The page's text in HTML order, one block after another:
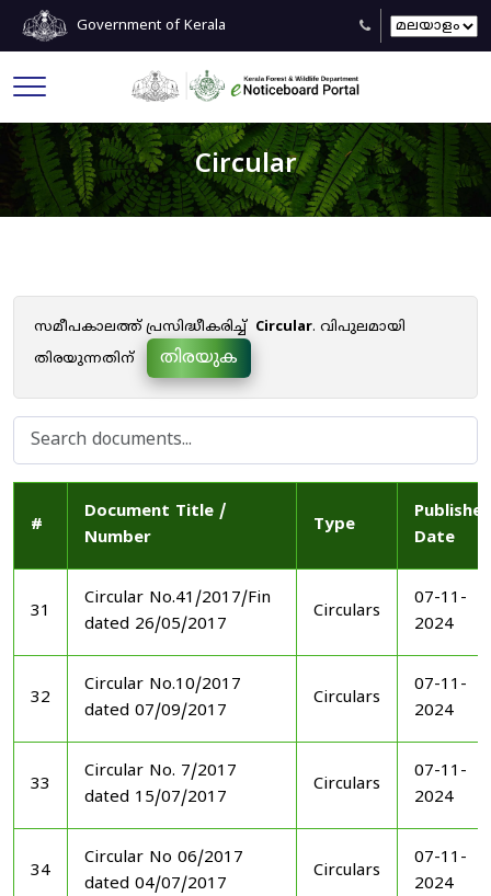
Government of Kerala
Circular
സമീപകാലത്ത് പ്രസിദ്ധീകരിച്ച് Circular. വിപുലമായി
തിരയുന്നതിന്
തിരയുക
#
Document Title /
Number
Type
Date
31
Circular No.41/2017/Fin
dated 26/05/2017
Circulars
07-11-
2024
32
Circular No.10/2017
dated 07/09/2017
Circulars
07-11-
2024
33
Circular No. 7/2017
dated 15/07/2017
Circulars
07-11-
2024
34
Circular No 06/2017
dated 04/07/2017
Circulars
07-11-
2024